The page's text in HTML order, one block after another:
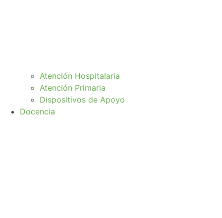
Atención Hospitalaria
Atención Primaria
Dispositivos de Apoyo
Docencia